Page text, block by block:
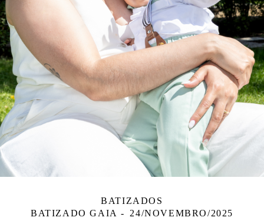
BATIZADOS
BATIZADO GAIA
24/NOVEMBRO/2025